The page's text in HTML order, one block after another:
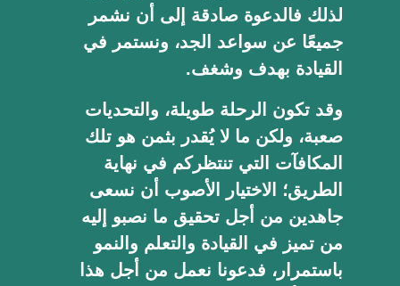
لذلك فالدعوة صادقة إلى أن نشمر
جميعًا عن سواعد الجد، ونستمر في
القيادة بهدف وشغف.
وقد تكون الرحلة طويلة، والتحديات
صعبة، ولكن ما لا يُقدر بثمن هو تلك
المكافآت التي تنتظركم في نهاية
الطريق؛ الاختيار الأصوب أن نسعى
جاهدين من أجل تحقيق ما نصبو إليه
من تميز في القيادة والتعلم والنمو
باستمرار، فدعونا نعمل من أجل هذا